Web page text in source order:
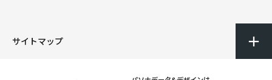
サイトマップ